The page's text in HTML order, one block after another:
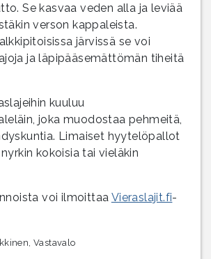
Se kasvaa veden alla ja leviää
verson kappaleista.
järvissä se voi
ja läpipääsemättömän tiheitä
kuuluu
joka muodostaa pehmeitä,
Limaiset hyytelöpallot
kokoisia tai vieläkin
voi ilmoittaa Vieraslajit.fi-
Vastavalo